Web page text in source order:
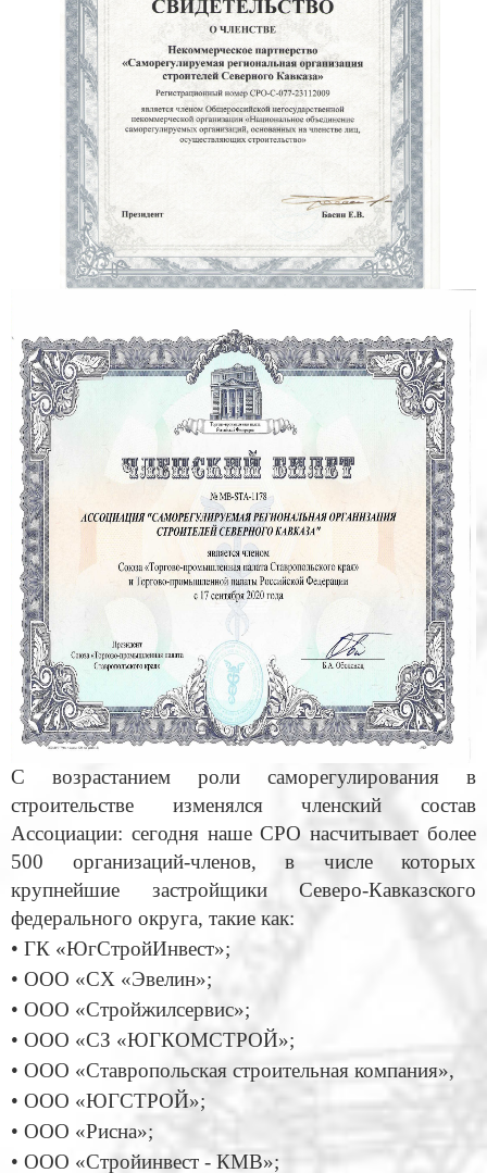
С возрастанием роли саморегулирования в
строительстве изменялся членский состав
Ассоциации: сегодня наше СРО насчитывает более
500 организаций-членов, в числе которых
крупнейшие застройщики Северо-Кавказского
федерального округа, такие как:
• ГК «ЮгСтройИнвест»;
• ООО «СХ «Эвелин»;
• ООО «Стройжилсервис»;
• ООО «СЗ «ЮГКОМСТРОЙ»;
• ООО «Ставропольская строительная компания»,
• ООО «ЮГСТРОЙ»;
• ООО «Рисна»;
• ООО «Стройинвест - КМВ»;